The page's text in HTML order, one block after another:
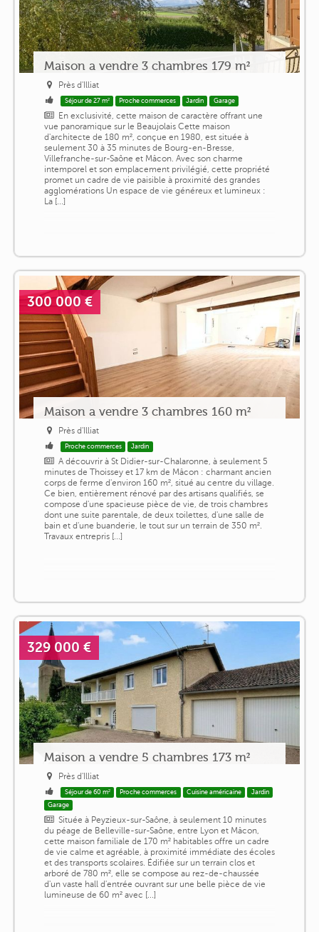
Maison a vendre 3 chambres 179 m²
Près d'Illiat
Séjour de 27 m² Proche commerces Jardin Garage
En exclusivité, cette maison de caractère offrant une
vue panoramique sur le Beaujolais Cette maison
d'architecte de 180 m², conçue en 1980, est située à
seulement 30 à 35 minutes de Bourg-en-Bresse,
Villefranche-sur-Saône et Mâcon. Avec son charme
intemporel et son emplacement privilégié, cette propriété
promet un cadre de vie paisible à proximité des grandes
agglomérations Un espace de vie généreux et lumineux :
La [...]
300 000 €
Maison a vendre 3 chambres 160 m²
Près d'Illiat
Proche commerces Jardin
A découvrir à St Didier-sur-Chalaronne, à seulement 5
minutes de Thoissey et 17 km de Mâcon : charmant ancien
corps de ferme d'environ 160 m², situé au centre du village.
Ce bien, entièrement rénové par des artisans qualifiés, se
compose d'une spacieuse pièce de vie, de trois chambres
dont une suite parentale, de deux toilettes, d'une salle de
bain et d'une buanderie, le tout sur un terrain de 350 m².
Travaux entrepris [...]
329 000 €
Maison a vendre 5 chambres 173 m²
Près d'Illiat
Séjour de 60 m² Proche commerces Cuisine américaine
Jardin
Garage
Située à Peyzieux-sur-Saône, à seulement 10 minutes
du péage de Belleville-sur-Saône, entre Lyon et Mâcon,
cette maison familiale de 170 m² habitables offre un cadre
de vie calme et agréable, à proximité immédiate des écoles
et des transports scolaires. Édifiée sur un terrain clos et
arboré de 780 m², elle se compose au rez-de-chaussée
d'un vaste hall d'entrée ouvrant sur une belle pièce de vie
lumineuse de 60 m² avec [...]